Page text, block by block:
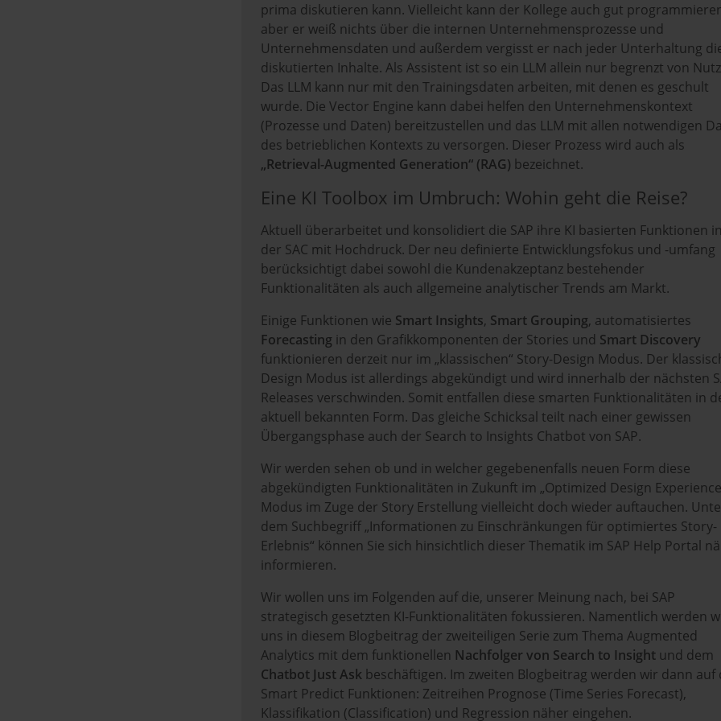
prima diskutieren kann. Vielleicht kann der Kollege auch gut
aber er weiß nichts über die internen Unternehmensprozesse und
Unternehmensdaten und außerdem vergisst er nach jeder Unterhaltung
diskutierten Inhalte. Als Assistent ist so ein LLM allein nur begrenzt von
Das LLM kann nur mit den Trainingsdaten arbeiten, mit denen es geschult
wurde. Die Vector Engine kann dabei helfen den Unternehmenskontext
(Prozesse und Daten) bereitzustellen und das LLM mit allen notwendigen
des betrieblichen Kontexts zu versorgen. Dieser Prozess wird auch als
„Retrieval-Augmented Generation“ (RAG) bezeichnet.
Eine KI Toolbox im Umbruch: Wohin geht die Reise?
Aktuell überarbeitet und konsolidiert die SAP ihre KI basierten Funktionen in
der SAC mit Hochdruck. Der neu definierte Entwicklungsfokus und -umfang
berücksichtigt dabei sowohl die Kundenakzeptanz bestehender
Funktionalitäten als auch allgemeine analytischer Trends am Markt.
Einige Funktionen wie Smart Insights, Smart Grouping, automatisiertes
Forecasting in den Grafikkomponenten der Stories und Smart Discovery
funktionieren derzeit nur im „klassischen“ Story-Design Modus. Der
Design Modus ist allerdings abgekündigt und wird innerhalb der nächsten
Releases verschwinden. Somit entfallen diese smarten Funktionalitäten in
aktuell bekannten Form. Das gleiche Schicksal teilt nach einer gewissen
Übergangsphase auch der Search to Insights Chatbot von SAP.
Wir werden sehen ob und in welcher gegebenenfalls neuen Form diese
abgekündigten Funktionalitäten in Zukunft im „Optimized Design
Modus im Zuge der Story Erstellung vielleicht doch wieder auftauchen.
dem Suchbegriff „Informationen zu Einschränkungen für optimiertes Story-
Erlebnis“ können Sie sich hinsichtlich dieser Thematik im SAP Help Portal
informieren.
Wir wollen uns im Folgenden auf die, unserer Meinung nach, bei SAP
strategisch gesetzten KI-Funktionalitäten fokussieren. Namentlich werden
uns in diesem Blogbeitrag der zweiteiligen Serie zum Thema Augmented
Analytics mit dem funktionellen Nachfolger von Search to Insight und dem
Chatbot Just Ask beschäftigen. Im zweiten Blogbeitrag werden wir dann auf
Smart Predict Funktionen: Zeitreihen Prognose (Time Series Forecast),
Klassifikation (Classification) und Regression näher eingehen.